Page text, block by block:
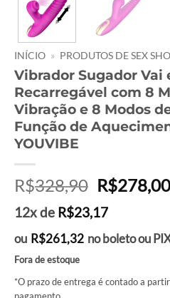
INÍCIO » PRODUTOS DE SEX
Vibrador Sugador Vai
Recarregável com 8
Vibração e 8 Modos
Função de
YOUVIBE
R$328,90 O
preço
original
era:
R$
12x de R$23,17
ou R$261,32 no boleto ou
Fora de estoque
*O prazo de entrega é contado a
pagamento